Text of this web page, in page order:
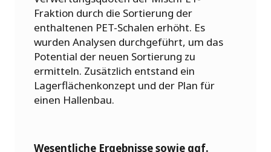
Fraktion durch die Sortierung der
enthaltenen PET-Schalen erhöht. Es
wurden Analysen durchgeführt, um das
Potential der neuen Sortierung zu
ermitteln. Zusätzlich entstand ein
Lagerflächenkonzept und der Plan für
einen Hallenbau.
Wesentliche Ergebnisse sowie ggf.